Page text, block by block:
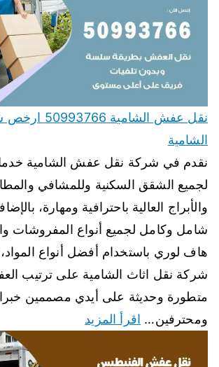
نقل عفش
الشامية
نقدم في شركة نقل عفش الشامية
لجميع الشقق السكنية وللمشافي
والأبراج العالية باحترافية ومهارة،
شامل وكامل لجميع أنواع المفروشات
هاف لوري باستخدام أفضل أنواع
شركة نقل اثاث الشامية على ترتيب
متطورة وحديثة على أيدي مصممين
ومحترفين… اقرأ المزيد